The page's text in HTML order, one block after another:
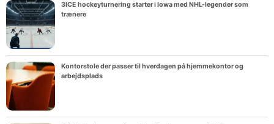
3ICE hockeyturnering starter i Iowa med NHL-legender som
trænere
Kontorstole der passer til hverdagen på hjemmekontor og
arbejdsplads